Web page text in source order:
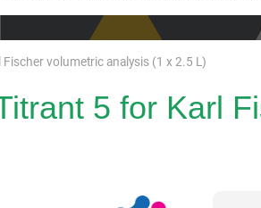
volumetric analysis (1 x 2.5 L)
5 for Karl